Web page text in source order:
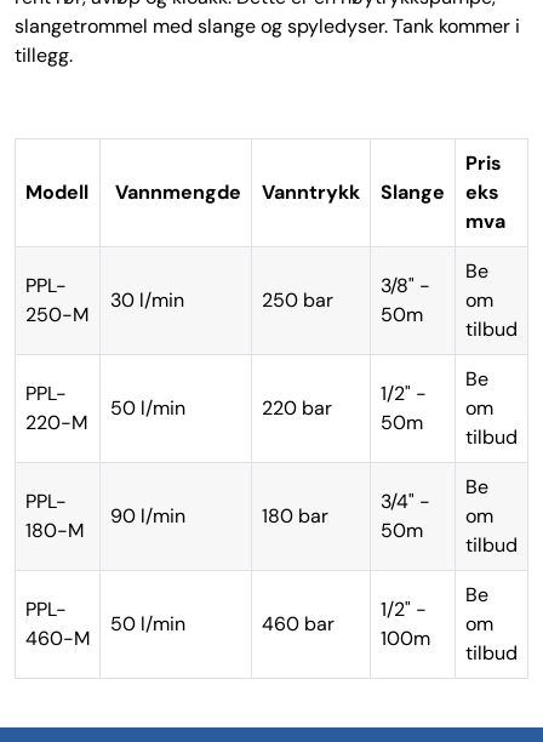
slangetrommel med slange og spyledyser. Tank kommer i
tillegg.
Modell Vannmengde Vanntrykk Slange
Pris
eks
mva
PPL-
250-M
30 l/min 250 bar
3/8" -
50m
Be
om
tilbud
PPL-
220-M
50 l/min 220 bar
1/2" -
50m
Be
om
tilbud
PPL-
180-M
90 l/min 180 bar
3/4" -
50m
Be
om
tilbud
PPL-
460-M
50 l/min 460 bar
1/2" -
100m
Be
om
tilbud